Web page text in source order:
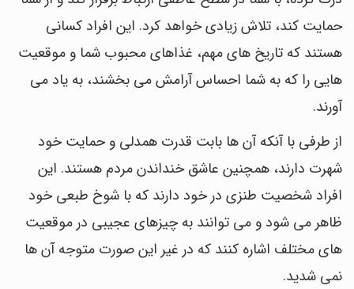
حمایت کند، تلاش زیادی خواهد کرد. این افراد کسانی
هستند که تاریخ های مهم، غذاهای محبوب شما و موقعیت
هایی را که به شما احساس آرامش می بخشند، به یاد می
آورند.
از طرفی با آنکه آن ها بابت قدرت همدلی و حمایت خود
شهرت دارند، همچنین عاشق خنداندن مردم هستند. این
افراد شخصیت طنزی در خود دارند که با شوخ طبعی خود
ظاهر می شود و می توانند به چیزهای عجیبی در موقعیت
های مختلف اشاره کنند که در غیر این صورت متوجه آن ها
نمی شدید.